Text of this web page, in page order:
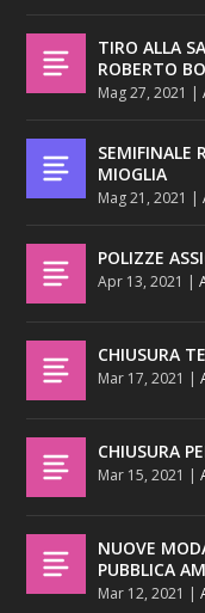
TIRO ALLA
ROBERTO
Mag 27, 2021 |
SEMIFINALE
MIOGLIA
Mag 21, 2021 |
POLIZZE
Apr 13, 2021 |
CHIUSURA
Mar 17, 2021 |
CHIUSURA
Mar 15, 2021 |
NUOVE
PUBBLICA
Mar 12, 2021 |